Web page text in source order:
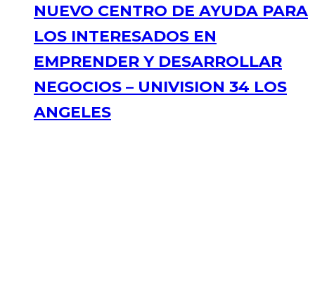
NUEVO CENTRO DE AYUDA PARA
LOS INTERESADOS EN
EMPRENDER Y DESARROLLAR
NEGOCIOS – UNIVISION 34 LOS
ANGELES